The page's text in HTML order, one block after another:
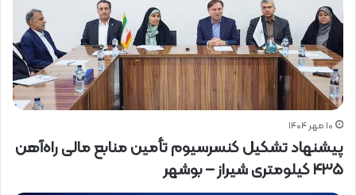
۱۰ مهر ۱۴۰۴
پیشنهاد تشکیل کنسرسیوم تأمین منابع مالی راه‌آهن
۴۳۵ کیلومتری شیراز – بوشهر